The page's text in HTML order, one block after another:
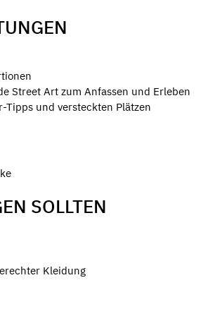
Street Art zum Anfassen und Erleben
Tipps und versteckten Plätzen
SOLLTEN
Kleidung